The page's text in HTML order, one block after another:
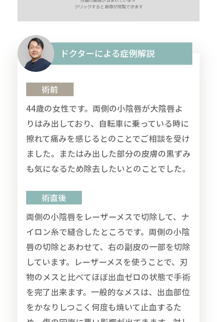
ドクターによる症例解説
術前
44歳の女性です。両側の小陰唇が大陰唇よ
りはみ出しており、自転車に乗っている時に
擦れて痛みを感じるとのことでご相談を受け
ました。またはみ出した部分の皮膚の黒ずみ
も気になるため除去したいとのことでした。
術直後
両側の小陰唇をレーザーメスで切除して、ナ
イロン糸で縫合したところです。両側の小陰
唇の切除とあわせて、右の副皮の一部を切除
しています。レーザーメスを使うことで、刃
物のメスと比べてほぼ出血ゼロの状態で手術
を完了出来ます。一般的なメスは、出血部位
をかなりしつこく何度も焼いて止血するた